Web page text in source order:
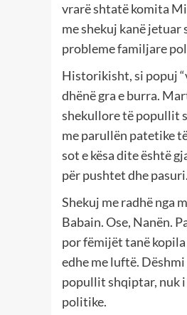
vrarë shtatë komita
me shekuj kanë jetuar
probleme familjare
Historikisht, si popuj
dhënë gra e burra.
shekullore të popullit
me parullën patetike
sot e kësa dite është
për pushtet dhe pasuri.
Shekuj me radhë nga
Babain. Ose, Nanën.
por fëmijët tanë kopila
edhe me luftë.
popullit shqiptar, nuk i
politike.